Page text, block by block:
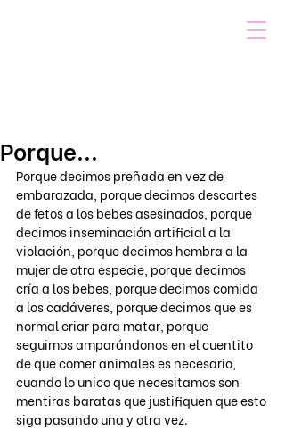
Porque...
Porque decimos preñada en vez de
embarazada, porque decimos descartes
de fetos a los bebes asesinados, porque
decimos inseminación artificial a la
violación, porque decimos hembra a la
mujer de otra especie, porque decimos
cría a los bebes, porque decimos comida
a los cadáveres, porque decimos que es
normal criar para matar, porque
seguimos amparándonos en el cuentito
de que comer animales es necesario,
cuando lo unico que necesitamos son
mentiras baratas que justifiquen que esto
siga pasando una y otra vez.